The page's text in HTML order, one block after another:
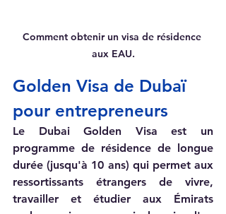
Comment obtenir un visa de résidence
aux EAU.
Golden Visa de Dubaï
pour entrepreneurs
Le Dubai Golden Visa est un
programme de résidence de longue
durée (jusqu'à 10 ans) qui permet aux
ressortissants étrangers de vivre,
travailler et étudier aux Émirats